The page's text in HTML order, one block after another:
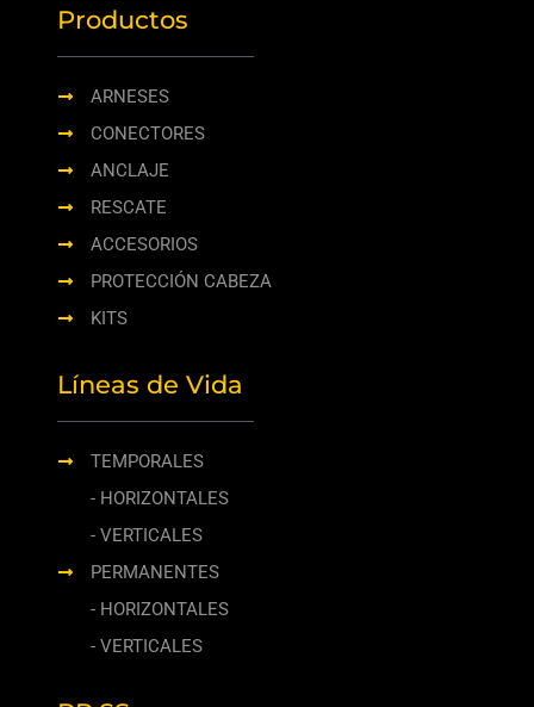
Productos
ARNESES
CONECTORES
ANCLAJE
RESCATE
ACCESORIOS
PROTECCIÓN CABEZA
KITS
Líneas de Vida
TEMPORALES
- HORIZONTALES
- VERTICALES
PERMANENTES
- HORIZONTALES
- VERTICALES